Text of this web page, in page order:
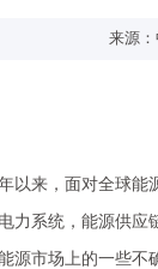
来源
来，面对全球能
力系统，能源供
源市场上的一些